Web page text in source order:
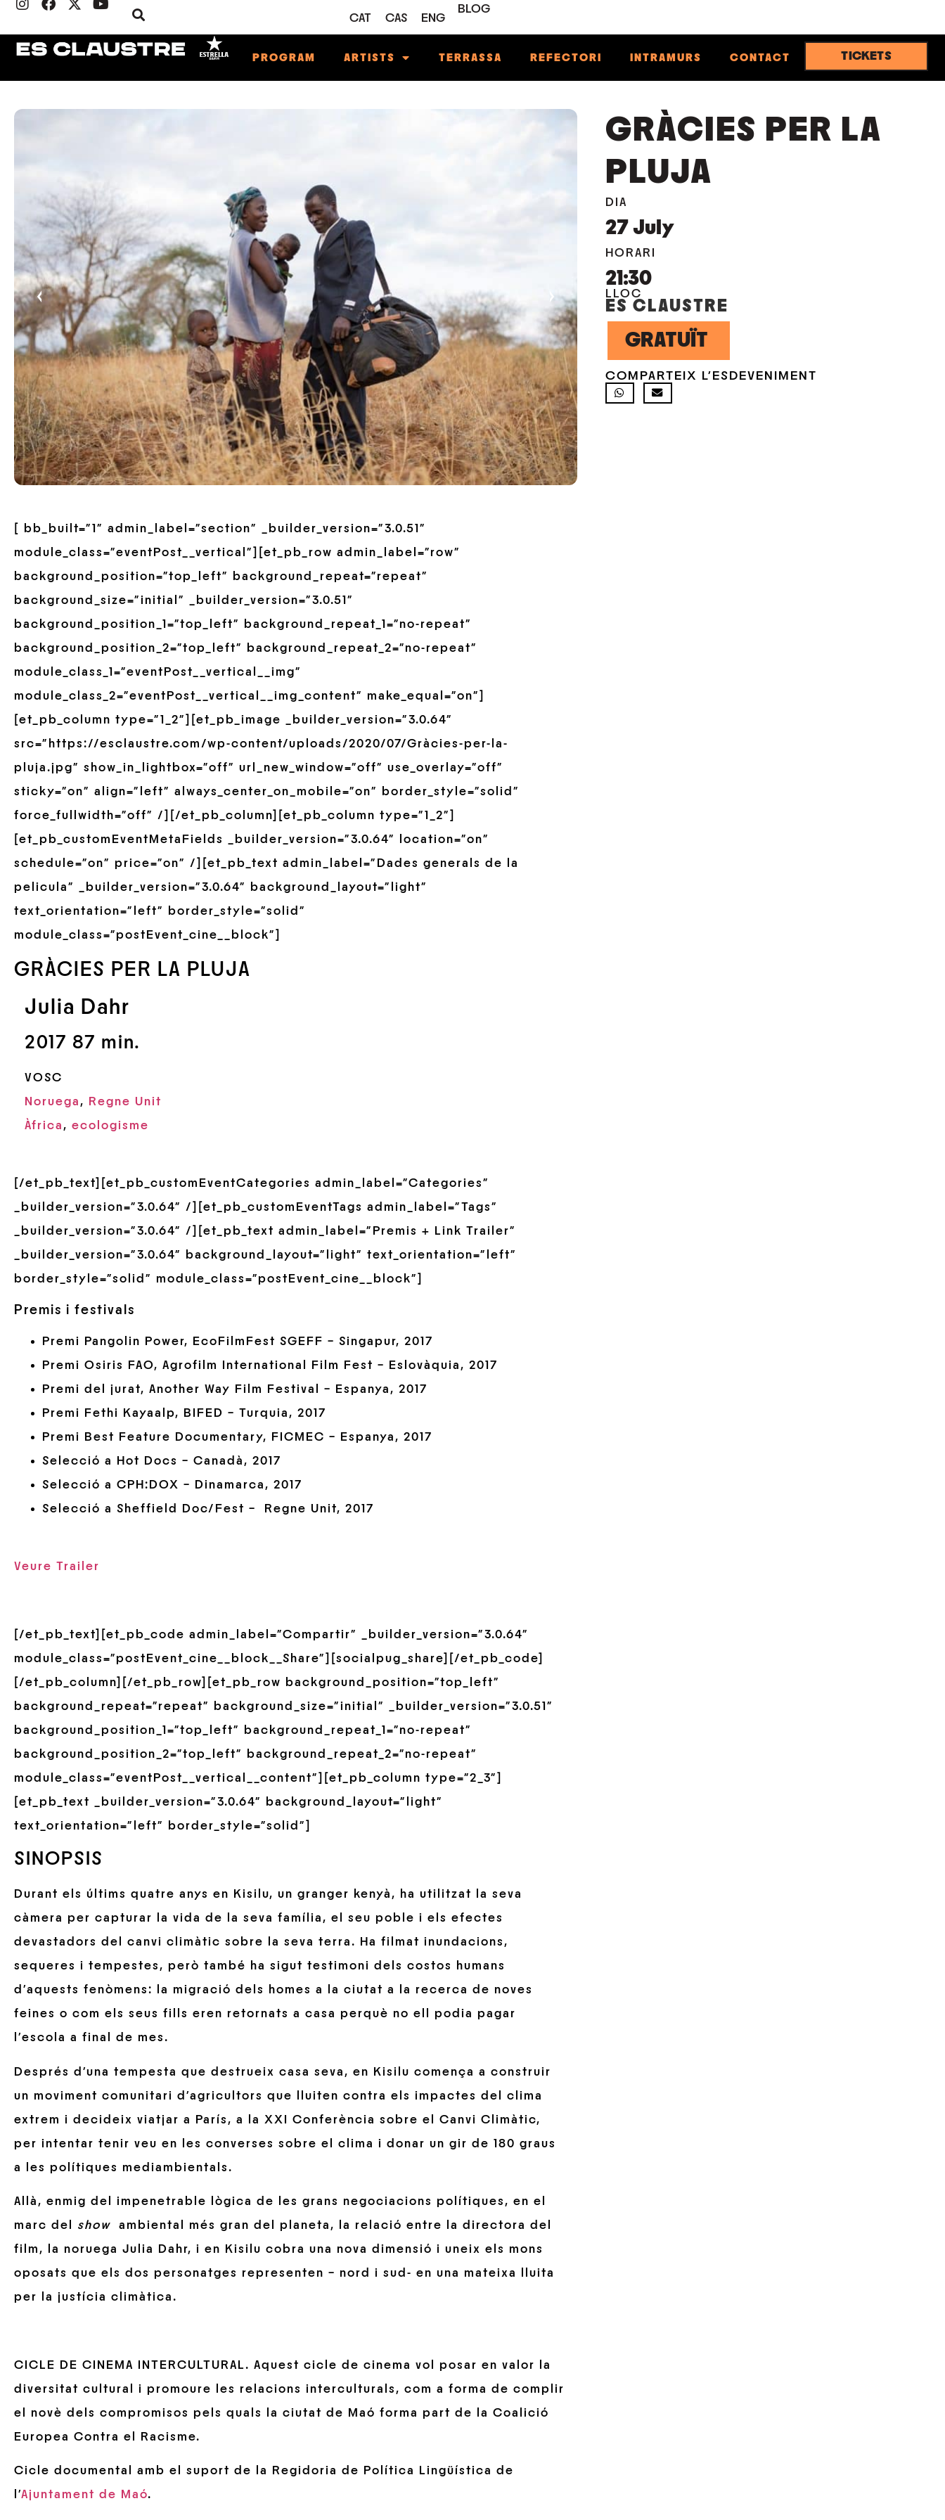
CAT CAS ENG
BLOG
PROGRAM ARTISTS TERRASSA REFECTORI INTRAMURS CONTACT TICKETS
‹ ›
GRÀCIES PER LA
PLUJA
DIA
27 July
HORARI
21:30
LLOC
ES CLAUSTRE
GRATUÏT
COMPARTEIX L'ESDEVENIMENT
[ bb_built=”1″ admin_label=”section” _builder_version=”3.0.51″
module_class=”eventPost__vertical”][et_pb_row admin_label=”row”
background_position=”top_left” background_repeat=”repeat”
background_size=”initial” _builder_version=”3.0.51″
background_position_1=”top_left” background_repeat_1=”no-repeat”
background_position_2=”top_left” background_repeat_2=”no-repeat”
module_class_1=”eventPost__vertical__img”
module_class_2=”eventPost__vertical__img_content” make_equal=”on”]
[et_pb_column type=”1_2″][et_pb_image _builder_version=”3.0.64″
src=”https://esclaustre.com/wp-content/uploads/2020/07/Gràcies-per-la-
pluja.jpg” show_in_lightbox=”off” url_new_window=”off” use_overlay=”off”
sticky=”on” align=”left” always_center_on_mobile=”on” border_style=”solid”
force_fullwidth=”off” /][/et_pb_column][et_pb_column type=”1_2″]
[et_pb_customEventMetaFields _builder_version=”3.0.64″ location=”on”
schedule=”on” price=”on” /][et_pb_text admin_label=”Dades generals de la
pelicula” _builder_version=”3.0.64″ background_layout=”light”
text_orientation=”left” border_style=”solid”
module_class=”postEvent_cine__block”]
GRÀCIES PER LA PLUJA
Julia Dahr
2017 87 min.
VOSC
Noruega ,
Regne Unit
Àfrica , ecologisme
[/et_pb_text][et_pb_customEventCategories admin_label=”Categories”
_builder_version=”3.0.64″ /][et_pb_customEventTags admin_label=”Tags”
_builder_version=”3.0.64″ /][et_pb_text admin_label=”Premis + Link Trailer”
_builder_version=”3.0.64″ background_layout=”light” text_orientation=”left”
border_style=”solid” module_class=”postEvent_cine__block”]
Premis i festivals
Premi Pangolin Power, EcoFilmFest SGEFF – Singapur, 2017
Premi Osiris FAO, Agrofilm International Film Fest – Eslovàquia, 2017
Premi del jurat, Another Way Film Festival – Espanya, 2017
Premi Fethi Kayaalp, BIFED – Turquia, 2017
Premi Best Feature Documentary, FICMEC – Espanya, 2017
Selecció a Hot Docs – Canadà, 2017
Selecció a CPH:DOX – Dinamarca, 2017
Selecció a Sheffield Doc/Fest – Regne Unit, 2017
Veure Trailer
[/et_pb_text][et_pb_code admin_label=”Compartir” _builder_version=”3.0.64″
module_class=”postEvent_cine__block__Share”][socialpug_share][/et_pb_code]
[/et_pb_column][/et_pb_row][et_pb_row background_position=”top_left”
background_repeat=”repeat” background_size=”initial” _builder_version=”3.0.51″
background_position_1=”top_left” background_repeat_1=”no-repeat”
background_position_2=”top_left” background_repeat_2=”no-repeat”
module_class=”eventPost__vertical__content”][et_pb_column type=”2_3″]
[et_pb_text _builder_version=”3.0.64″ background_layout=”light”
text_orientation=”left” border_style=”solid”]
SINOPSIS
Durant els últims quatre anys en Kisilu, un granger kenyà, ha utilitzat la seva
càmera per capturar la vida de la seva família, el seu poble i els efectes
devastadors del canvi climàtic sobre la seva terra. Ha filmat inundacions,
sequeres i tempestes, però també ha sigut testimoni dels costos humans
d’aquests fenòmens: la migració dels homes a la ciutat a la recerca de noves
feines o com els seus fills eren retornats a casa perquè no ell podia pagar
l’escola a final de mes.
Després d’una tempesta que destrueix casa seva, en Kisilu comença a construir
un moviment comunitari d’agricultors que lluiten contra els impactes del clima
extrem i decideix viatjar a París, a la XXI Conferència sobre el Canvi Climàtic,
per intentar tenir veu en les converses sobre el clima i donar un gir de 180 graus
a les polítiques mediambientals.
Allà, enmig del impenetrable lògica de les grans negociacions polítiques, en el
marc del show ambiental més gran del planeta, la relació entre la directora del
film, la noruega Julia Dahr, i en Kisilu cobra una nova dimensió i uneix els mons
oposats que els dos personatges representen – nord i sud- en una mateixa lluita
per la justícia climàtica.
CICLE DE CINEMA INTERCULTURAL. Aquest cicle de cinema vol posar en valor la
diversitat cultural i promoure les relacions interculturals, com a forma de complir
el novè dels compromisos pels quals la ciutat de Maó forma part de la Coalició
Europea Contra el Racisme.
Cicle documental amb el suport de la Regidoria de Política Lingüística de
l’Ajuntament de Maó.